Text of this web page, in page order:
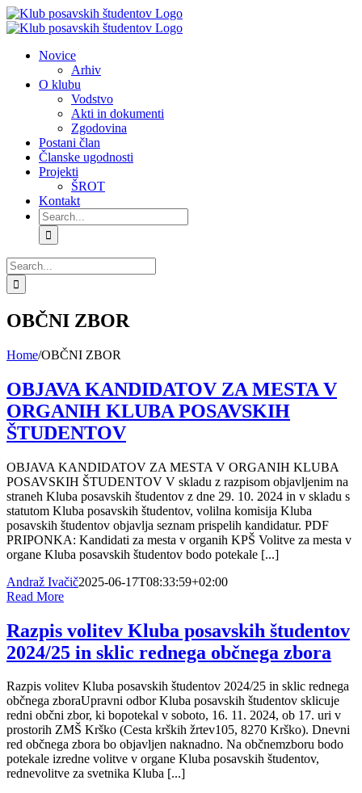
Skip
to
Novice
Arhiv
O klubu
Vodstvo
Akti in dokumenti
Zgodovina
Postani član
Članske ugodnosti
Projekti
ŠROT
Kontakt
Search
for:
Search
for:
OBČNI ZBOR
Home/OBČNI ZBOR
OBJAVA KANDIDATOV ZA MESTA V
ORGANIH KLUBA POSAVSKIH
ŠTUDENTOV
OBJAVA KANDIDATOV ZA MESTA V ORGANIH KLUBA
POSAVSKIH ŠTUDENTOV V skladu z razpisom objavljenim na
straneh Kluba posavskih študentov z dne 29. 10. 2024 in v skladu s
statutom Kluba posavskih študentov, volilna komisija Kluba
posavskih študentov objavlja seznam prispelih kandidatur. PDF
PRIPONKA: Kandidati za mesta v organih KPŠ Volitve za mesta v
organe Kluba posavskih študentov bodo potekale [...]
Andraž Ivačič2025-06-17T08:33:59+02:00
Read More
Razpis volitev Kluba posavskih študentov
2024/25 in sklic rednega občnega zbora
Razpis volitev Kluba posavskih študentov 2024/25 in sklic rednega
občnega zboraUpravni odbor Kluba posavskih študentov sklicuje
redni občni zbor, ki bopotekal v soboto, 16. 11. 2024, ob 17. uri v
prostorih ZMŠ Krško (Cesta krških žrtev105, 8270 Krško). Dnevni
red občnega zbora bo objavljen naknadno. Na občnemzboru bodo
potekale izredne volitve v organe Kluba posavskih študentov,
rednevolitve za svetnika Kluba [...]